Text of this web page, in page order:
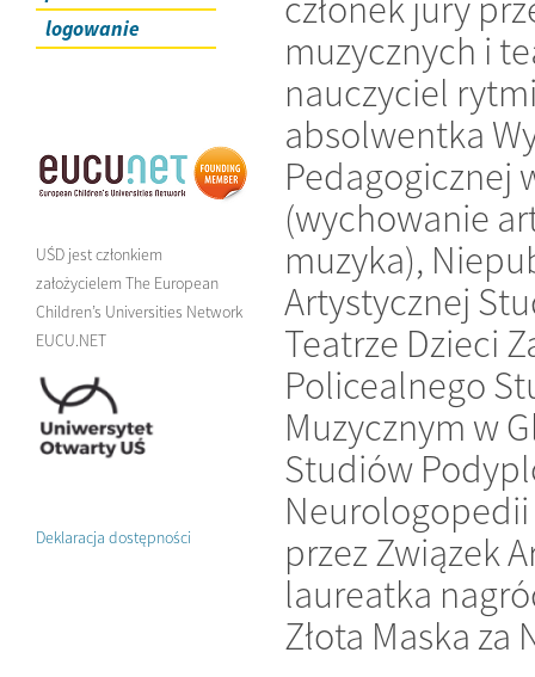
logowanie
UŚD jest członkiem
założycielem The European
Children’s Universities Network
EUCU.NET
Deklaracja dostępności
muzycznych i
nauczyciel
absolwentka
Pedagogicznej
(wychowanie
muzyka),
Artystycznej
Teatrze Dzieci
Policealnego
Muzycznym w
Studiów
Neurologopedii
przez Związek
laureatka
Złota Maska